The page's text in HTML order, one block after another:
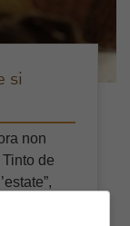
si
non
de